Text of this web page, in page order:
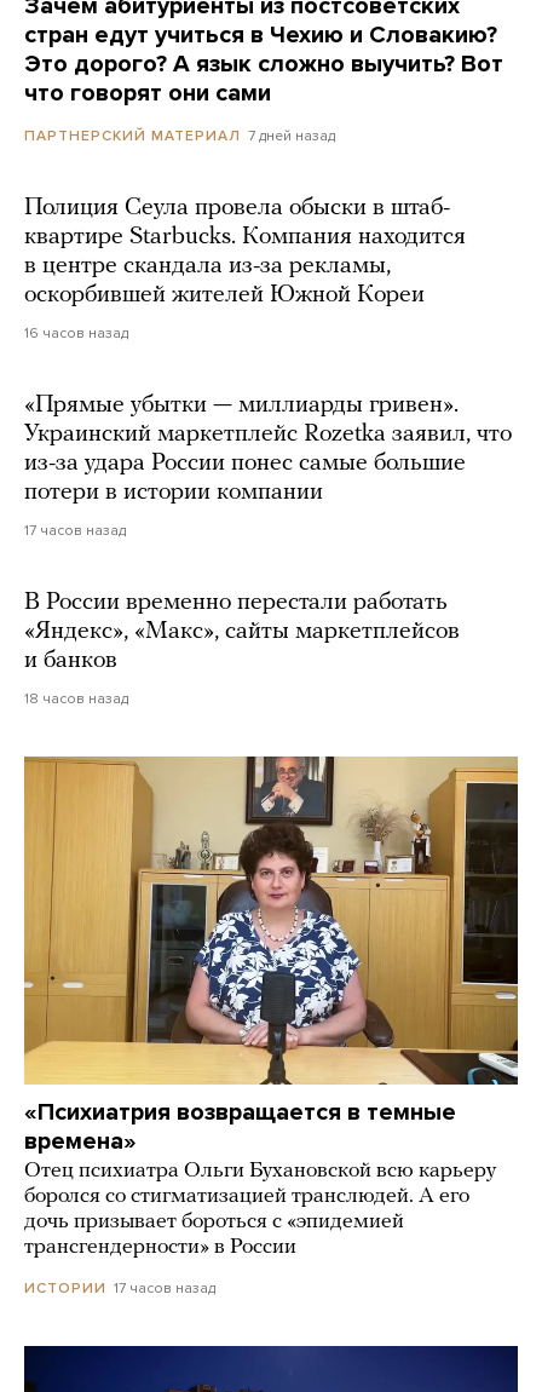
стран едут учиться в Чехию и Словакию?
Это дорого? А язык сложно выучить? Вот
что говорят они сами
ПАРТНЕРСКИЙ МАТЕРИАЛ 7 дней назад
Полиция Сеула провела обыски в штаб-
квартире Starbucks. Компания находится
в центре скандала из-за рекламы,
оскорбившей жителей Южной Кореи
16 часов назад
«Прямые убытки — миллиарды гривен».
Украинский маркетплейс Rozetka заявил, что
из-за удара России понес самые большие
потери в истории компании
17 часов назад
В России временно перестали работать
«Яндекс», «Макс», сайты маркетплейсов
и банков
18 часов назад
«Психиатрия возвращается в темные
времена»
Отец психиатра Ольги Бухановской всю карьеру
боролся со стигматизацией транслюдей. А его
дочь призывает бороться с «эпидемией
трансгендерности» в России
ИСТОРИИ 17 часов назад